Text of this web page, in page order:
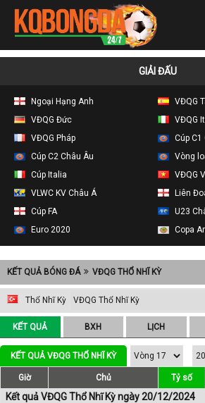
GIẢI ĐẤU
Ngoại Hạng Anh
VĐQG
VĐQG Đức
VĐQG
VĐQG Pháp
Cúp C1
Cúp C2 Châu Âu
Vòng
Cúp Italia
VĐQG
VLWC KV Châu Á
Liên
Cúp FA
U23
Euro 2020
Copa
KẾT QUẢ BÓNG ĐÁ VĐQG THỔ NHĨ KỲ
Thổ Nhĩ Kỳ
KẾT QUẢ BXH LỊCH
KẾT QUẢ VĐQG THỔ NHĨ KỲ
Giờ Chủ Tỷ số
Kết quả VĐQG Thổ Nhĩ Kỳ ngày 20/12/2024